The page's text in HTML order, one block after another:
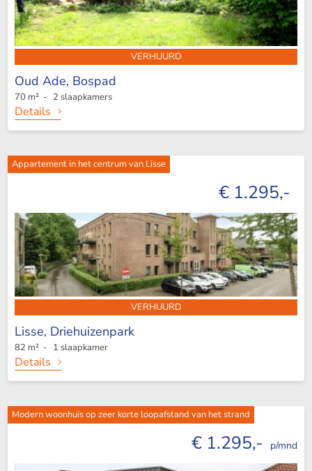
VERHUURD
Oud Ade, Bospad
70 m² - 2 slaapkamers
Details
Appartement in het centrum van Lisse
€ 1.295,-
VERHUURD
Lisse, Driehuizenpark
82 m² - 1 slaapkamer
Details
Modern woonhuis op zeer korte loopafstand van het strand
€ 1.295,- p/mnd